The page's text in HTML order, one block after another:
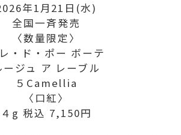
年1月21日(水)
全国一斉発売
〈数量限定〉
・ド・ポー ボーテ
ージュ ア レーブル
５Camellia
〈口紅〉
４g 税込 7,150円